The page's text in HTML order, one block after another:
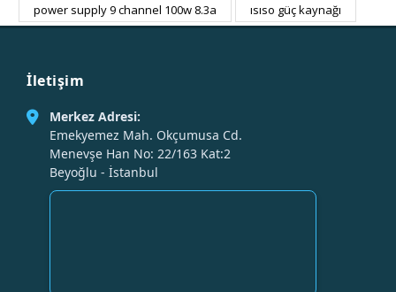
power supply 9 channel 100w 8.3a
ısıso güç kaynağı
İletişim
Merkez Adresi:
Emekyemez Mah. Okçumusa Cd.
Menevşe Han No: 22/163 Kat:2
Beyoğlu - İstanbul